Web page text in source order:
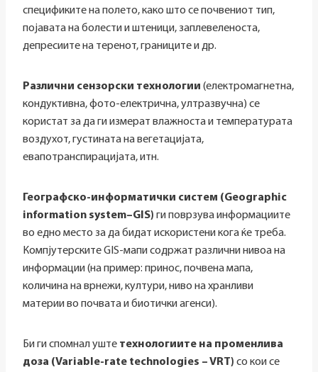
спецификите на полето, како што се почвениот тип,
појавата на болести и штеници, заплевеленоста,
депресиите на теренот, границите и др.
Различни сензорски технологии (електромагнетна,
кондуктивна, фото-електрична, ултразвучна) се
користат за да ги измерат влажноста и температурата
воздухот, густината на вегетацијата,
евапотранспирацијата, итн.
Географско-информатички систем (Geographic
information system–GIS) ги поврзува информациите
во едно место за да бидат искористени кога ќе треба.
Компјутерските GIS-мапи содржат различни нивоа на
информации (на пример: принос, почвена мапа,
количина на врнежи, култури, ниво на хранливи
материи во почвата и биотички агенси).
Би ги спомнал уште технологиите на променлива
доза (Variable-rate technologies – VRT) со кои се